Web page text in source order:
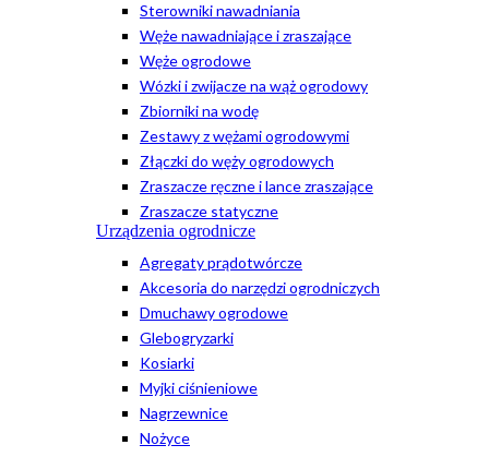
Sterowniki nawadniania
Węże nawadniające i zraszające
Węże ogrodowe
Wózki i zwijacze na wąż ogrodowy
Zbiorniki na wodę
Zestawy z wężami ogrodowymi
Złączki do węży ogrodowych
Zraszacze ręczne i lance zraszające
Zraszacze statyczne
Urządzenia ogrodnicze
Agregaty prądotwórcze
Akcesoria do narzędzi ogrodniczych
Dmuchawy ogrodowe
Glebogryzarki
Kosiarki
Myjki ciśnieniowe
Nagrzewnice
Nożyce